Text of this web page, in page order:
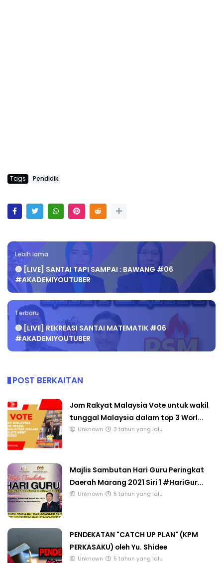
Tags Pendidik
Lebih lama
🔴 [LIVE] SANTAI TAPI SAMPAI : BAWANG #06
#AKADEMIYOUTUBER
Terbaru
🔴 [LIVE] REKREASI SANTAI MATEMATIK #06
#AKADEMIYOUTUBER
POST BERKAITAN
Jom Rakyat Malaysia Vote untuk wakil
tunggal Malaysia dalam top 3 Worl...
Unknown 3 tahun yang lalu
Majlis Sambutan Hari Guru Peringkat
Daerah Marang 2021 Siri 1 #HariGur...
Unknown 5 tahun yang lalu
PENDEKATAN "CATCH UP PLAN" (KPM
PERKASAKU) oleh Yu. Shidee
Unknown 5 tahun yang lalu